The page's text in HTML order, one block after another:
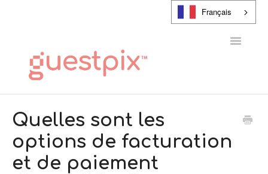
Français
Toggle
CONTACT
Quelles sont les
options de facturation
et de paiement